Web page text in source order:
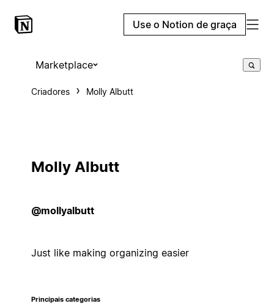
Use o Notion de graça
Marketplace
Criadores Molly Albutt
Molly Albutt
@mollyalbutt
Just like making organizing easier
Principais categorias